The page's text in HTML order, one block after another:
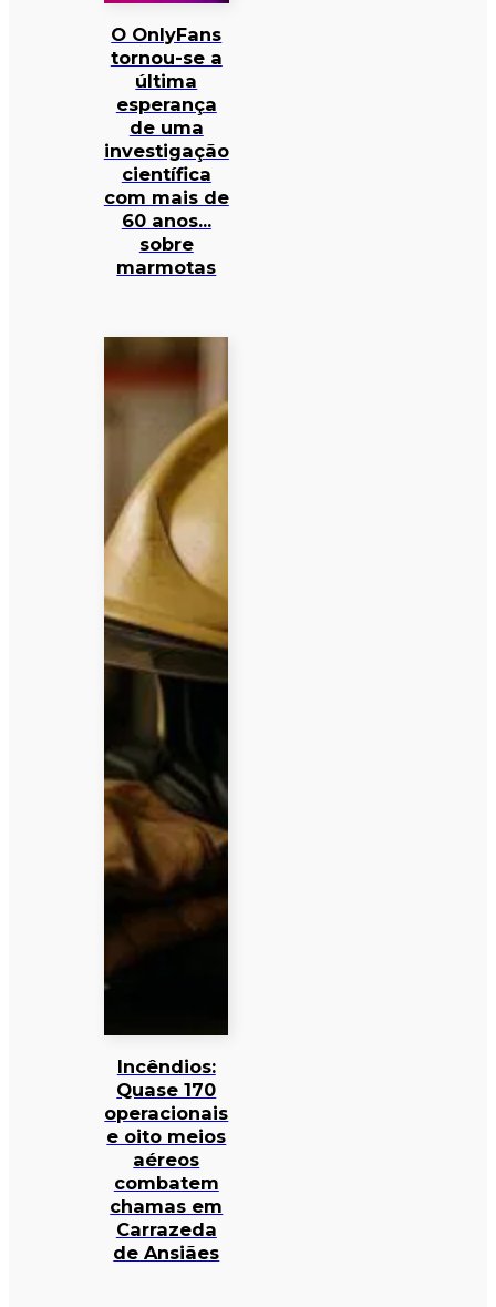
O OnlyFans
tornou-se a
última
esperança
de uma
investigação
científica
com mais de
60 anos…
sobre
marmotas
Incêndios:
Quase 170
operacionais
e oito meios
aéreos
combatem
chamas em
Carrazeda
de Ansiães